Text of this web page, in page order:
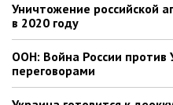
Уничтожение российской
в 2020 году
ООН: Война России против
переговорами